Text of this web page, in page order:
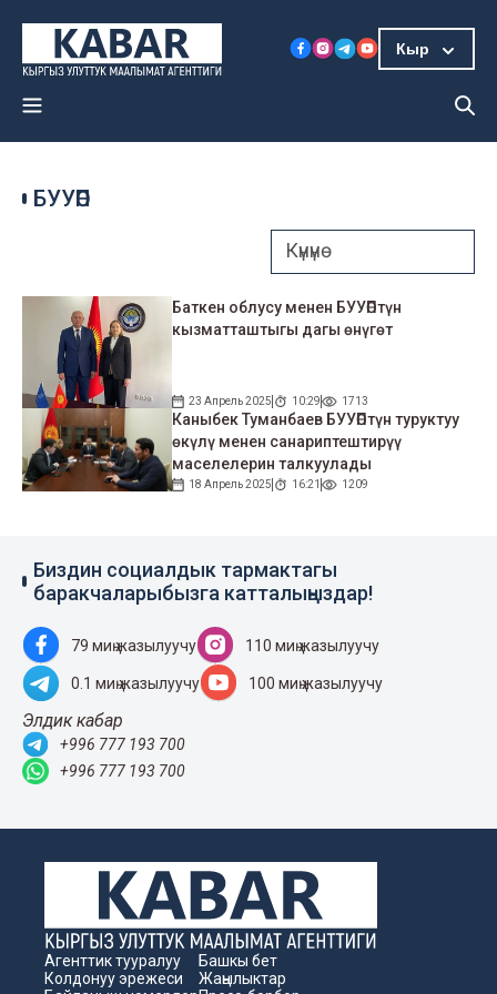
Кыр
БУУӨП
Баткен облусу менен БУУӨПтүн
кызматташтыгы дагы өнүгөт
23 Апрель 2025 10:29 1713
Каныбек Туманбаев БУУӨПтүн туруктуу
өкүлү менен санариптештирүү
маселелерин талкуулады
18 Апрель 2025 16:21 1209
Биздин социалдык тармактагы
баракчаларыбызга катталыңыздар!
79 миң жазылуучу 110 миң жазылуучу
0.1 миң жазылуучу 100 миң жазылуучу
Элдик кабар
+996 777 193 700
+996 777 193 700
Агенттик тууралуу
Колдонуу эрежеси
Башкы бет
Жаңылыктар